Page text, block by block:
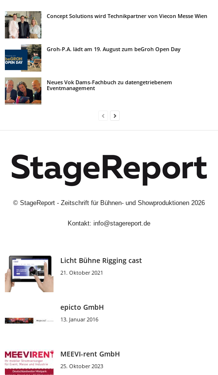
Concept Solutions wird Technikpartner von Viecon Messe Wien
Groh-P.A. lädt am 19. August zum beGroh Open Day
Neues Vok Dams-Fachbuch zu datengetriebenem
Eventmanagement
© StageReport - Zeitschrift für Bühnen- und Showproduktionen 2026
Kontakt: info@stagereport.de
Licht Bühne Rigging cast
21. Oktober 2021
epicto GmbH
13. Januar 2016
MEEVI-rent GmbH
25. Oktober 2023